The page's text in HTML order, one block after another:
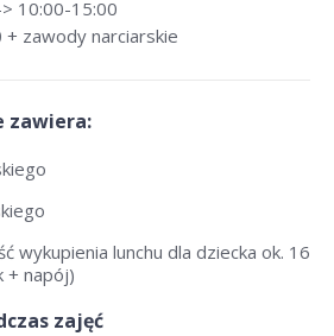
10:00-15:00
zawody narciarskie
zawiera:
wykupienia lunchu dla dziecka ok. 16
+ napój)
zajęć